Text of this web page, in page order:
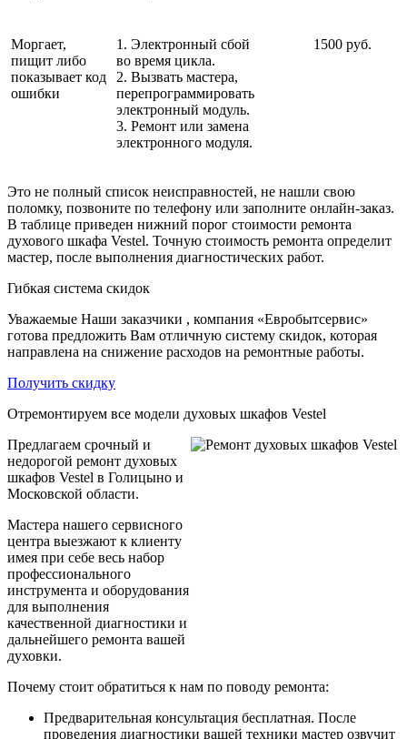
Моргает,
пищит либо
показывает код
ошибки
1. Электронный сбой
во время цикла.
2. Вызвать мастера,
перепрограммировать
электронный модуль.
3. Ремонт или замена
электронного модуля.
1500 руб.
Это не полный список неисправностей, не нашли свою
поломку, позвоните по телефону или заполните онлайн-заказ.
В таблице приведен нижний порог стоимости ремонта
духового шкафа Vestel. Точную стоимость ремонта определит
мастер, после выполнения диагностических работ.
Гибкая система скидок
Уважаемые Наши заказчики , компания «Евробытсервис»
готова предложить Вам отличную систему скидок, которая
направлена на снижение расходов на ремонтные работы.
Получить скидку
Отремонтируем все модели духовых шкафов Vestel
Предлагаем срочный и
недорогой ремонт духовых
шкафов Vestel в Голицыно и
Московской области.
Мастера нашего сервисного
центра выезжают к клиенту
имея при себе весь набор
профессионального
инструмента и оборудования
для выполнения
качественной диагностики и
дальнейшего ремонта вашей
духовки.
Почему стоит обратиться к нам по поводу ремонта:
Предварительная консультация бесплатная. После
проведения диагностики вашей техники мастер озвучит